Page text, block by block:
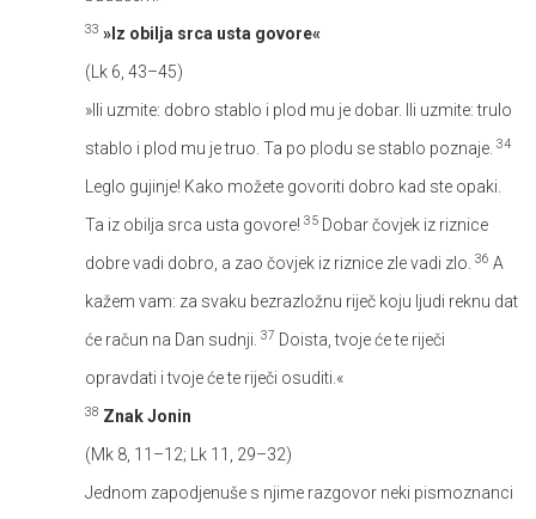
33 »Iz obilja srca usta govore«
(Lk 6, 43–45)
»Ili uzmite: dobro stablo i plod mu je dobar. Ili uzmite: trulo
stablo i plod mu je truo. Ta po plodu se stablo poznaje. 34
Leglo gujinje! Kako možete govoriti dobro kad ste opaki.
Ta iz obilja srca usta govore! 35 Dobar čovjek iz riznice
dobre vadi dobro, a zao čovjek iz riznice zle vadi zlo. 36 A
kažem vam: za svaku bezrazložnu riječ koju ljudi reknu dat
će račun na Dan sudnji. 37 Doista, tvoje će te riječi
opravdati i tvoje će te riječi osuditi.«
38 Znak Jonin
(Mk 8, 11–12; Lk 11, 29–32)
Jednom zapodjenuše s njime razgovor neki pismoznanci